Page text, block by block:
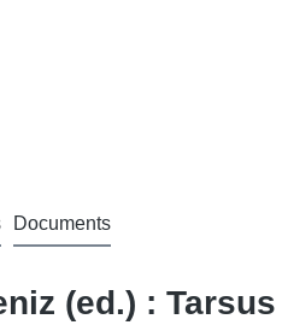
Documents
(ed.) : Tarsus